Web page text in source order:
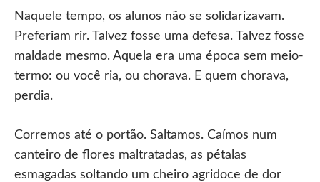
Naquele tempo, os alunos não se solidarizavam.
Preferiam rir. Talvez fosse uma defesa. Talvez fosse
maldade mesmo. Aquela era uma época sem meio-
termo: ou você ria, ou chorava. E quem chorava,
perdia.
Corremos até o portão. Saltamos. Caímos num
canteiro de flores maltratadas, as pétalas
esmagadas soltando um cheiro agridoce de dor